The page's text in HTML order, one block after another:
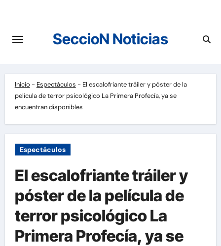
contenido
SeccioN Noticias
Inicio - Espectáculos - El escalofriante tráiler y póster de la
película de terror psicológico La Primera Profecía, ya se
encuentran disponibles
Espectáculos
El escalofriante tráiler y
póster de la película de
terror psicológico La
Primera Profecía, ya se